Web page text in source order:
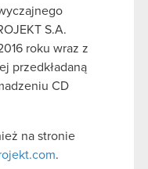
S.A.
roku wraz z
przedkładaną
CD
na stronie
.